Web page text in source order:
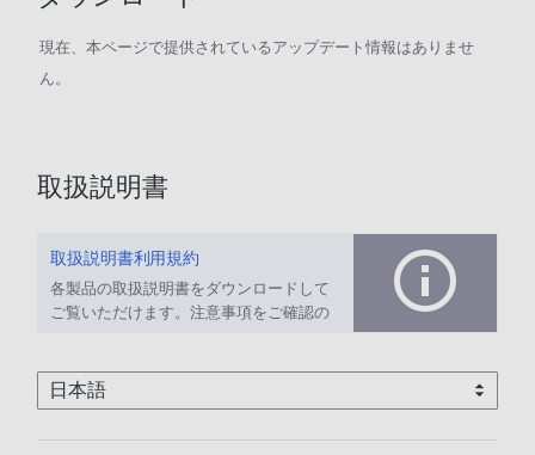
現在、本ページで提供されているアップデート情報はありませ
ん。
取扱説明書
取扱説明書利用規約
各製品の取扱説明書をダウンロードして
ご覧いただけます。注意事項をご確認の